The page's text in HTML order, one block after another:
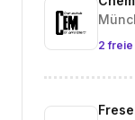
2 freie